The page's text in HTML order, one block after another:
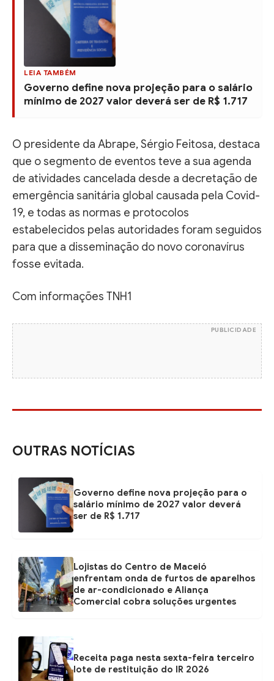
LEIA TAMBÉM
Governo define nova projeção para o salário
mínimo de 2027 valor deverá ser de R$ 1.717
O presidente da Abrape, Sérgio Feitosa, destaca
que o segmento de eventos teve a sua agenda
de atividades cancelada desde a decretação de
emergência sanitária global causada pela Covid-
19, e todas as normas e protocolos
estabelecidos pelas autoridades foram seguidos
para que a disseminação do novo coronavírus
fosse evitada.
Com informações TNH1
PUBLICIDADE
OUTRAS NOTÍCIAS
Governo define nova projeção para o
salário mínimo de 2027 valor deverá
ser de R$ 1.717
Lojistas do Centro de Maceió
enfrentam onda de furtos de aparelhos
de ar-condicionado e Aliança
Comercial cobra soluções urgentes
Receita paga nesta sexta-feira terceiro
lote de restituição do IR 2026